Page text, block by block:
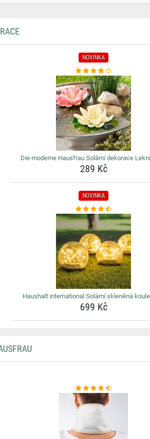
NOVINKA
Die moderne Hausfrau Solární dekorace
289 Kč
NOVINKA
Haushalt international Solární skleněná
699 Kč